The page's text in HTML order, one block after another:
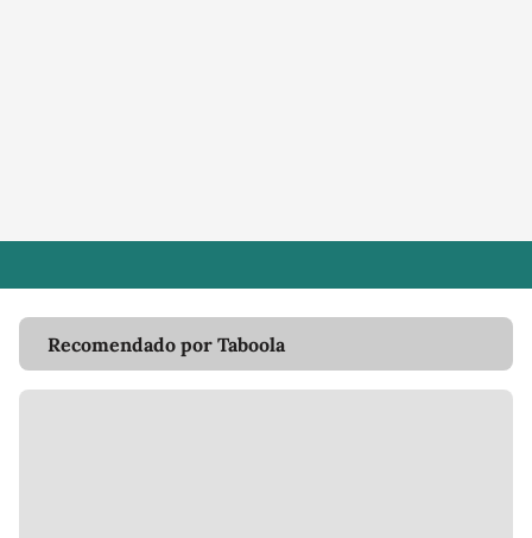
Recomendado por Taboola